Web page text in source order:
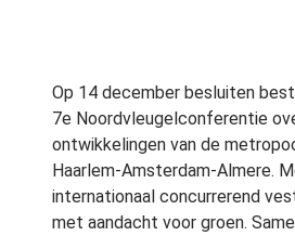
Op 14 december besluiten
7e Noordvleugelconferentie
ontwikkelingen van de
Haarlem-Amsterdam-Almere.
internationaal concurrerend
met aandacht voor groen.